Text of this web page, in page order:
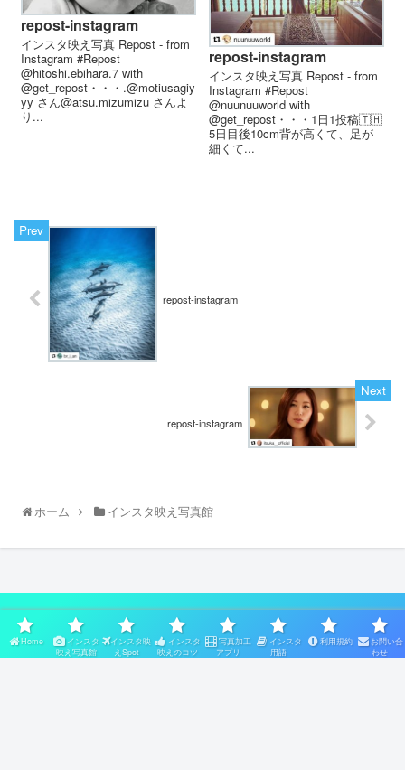
repost-instagram
インスタ映え写真 Repost - from
Instagram #Repost
@hitoshi.ebihara.7 with
@get_repost・・・.@motiusagiy
yy さん@atsu.mizumizu さんよ
り...
repost-instagram
インスタ映え写真 Repost - from
Instagram #Repost
@nuunuuworld with
@get_repost・・・1日1投稿🇹🇭
5日目後10cm背が高くて、足が
細くて...
repost-instagram
repost-instagram
ホーム インスタ映え写真館
スポンサーリンク
Home
インスタ
映え写真館
インスタ映
えSpot
インスタ
映えのコツ
写真加工
アプリ
インスタ
用語
利用規約
お問い合
わせ